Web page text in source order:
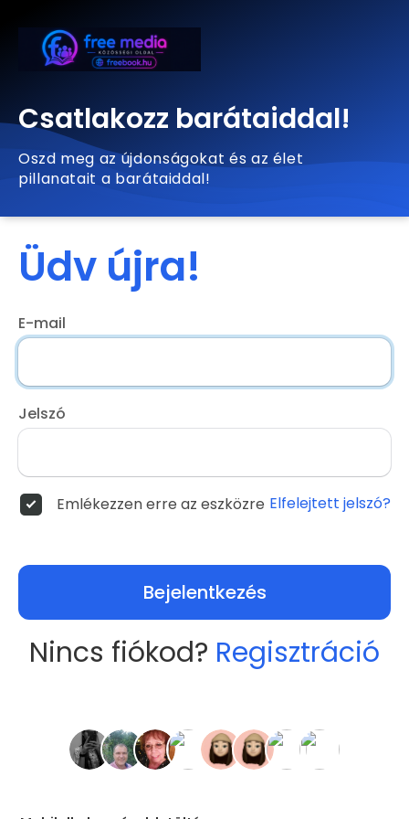
Csatlakozz barátaiddal!
Oszd meg az újdonságokat és az élet
pillanatait a barátaiddal!
Üdv újra!
E-mail
Jelszó
Emlékezzen erre az eszközre Elfelejtett jelszó?
Bejelentkezés
Nincs fiókod? Regisztráció